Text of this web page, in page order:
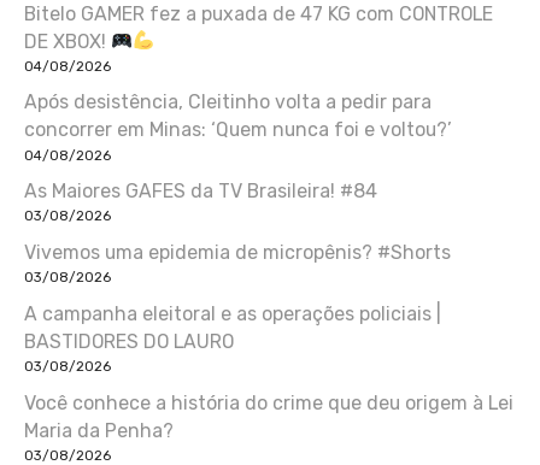
Bitelo GAMER fez a puxada de 47 KG com CONTROLE
DE XBOX!
04/08/2026
Após desistência, Cleitinho volta a pedir para
concorrer em Minas: ‘Quem nunca foi e voltou?’
04/08/2026
As Maiores GAFES da TV Brasileira! #84
03/08/2026
Vivemos uma epidemia de micropênis? #Shorts
03/08/2026
A campanha eleitoral e as operações policiais |
BASTIDORES DO LAURO
03/08/2026
Você conhece a história do crime que deu origem à Lei
Maria da Penha?
03/08/2026